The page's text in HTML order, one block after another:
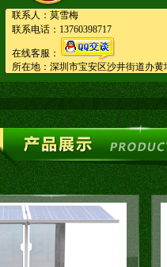
联系人：莫雪梅
联系电话：13760398717
在线客服：
所在地：深圳市宝安区沙井街道办黄